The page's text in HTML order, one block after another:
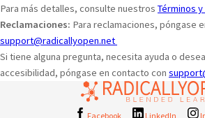
Para más detalles, consulte nuestros Términos
Reclamaciones: Para reclamaciones, póngase
support@radicallyopen.net
Si tiene alguna pregunta, necesita ayuda o
accesibilidad, póngase en contacto con
Facebook LinkedIn